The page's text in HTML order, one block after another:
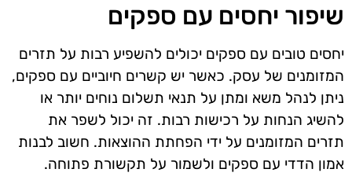
שיפור יחסים עם ספקים
יחסים טובים עם ספקים יכולים להשפיע רבות על תזרים
המזומנים של עסק. כאשר יש קשרים חיוביים עם ספקים,
ניתן לנהל משא ומתן על תנאי תשלום נוחים יותר או
להשיג הנחות על רכישות רבות. זה יכול לשפר את
תזרים המזומנים על ידי הפחתת ההוצאות. חשוב לבנות
אמון הדדי עם ספקים ולשמור על תקשורת פתוחה.